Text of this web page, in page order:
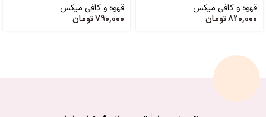
قهوه و کافی میکس
820,000تومان
قهوه و کافی میکس
790,000تومان